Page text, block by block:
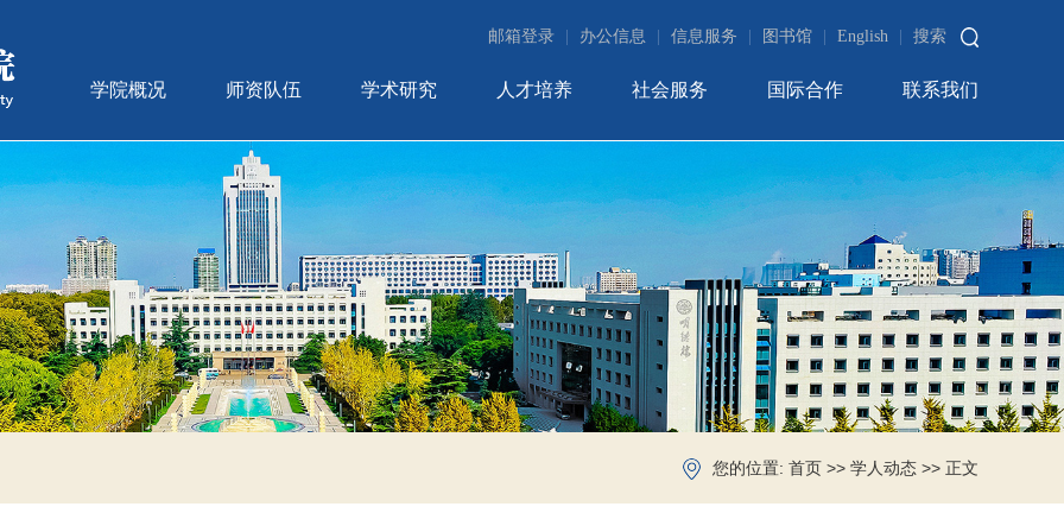
邮箱登录 办公信息 信息服务 图书馆 English 搜索
学院概况 师资队伍 学术研究 人才培养 社会服务 国际合作 联系我们
您的位置: 首页 >> 学人动态 >> 正文